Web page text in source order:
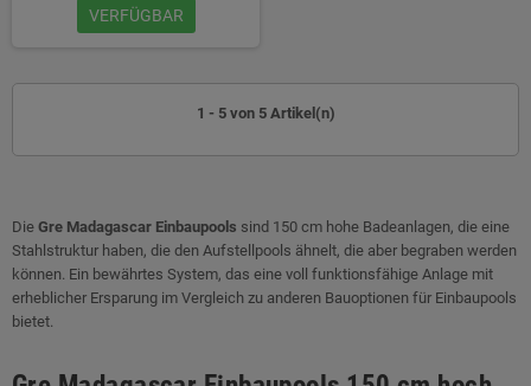
VERFÜGBAR
1 - 5 von 5 Artikel(n)
Die Gre Madagascar Einbaupools sind 150 cm hohe Badeanlagen, die eine
Stahlstruktur haben, die den Aufstellpools ähnelt, die aber begraben werden
können. Ein bewährtes System, das eine voll funktionsfähige Anlage mit
erheblicher Ersparung im Vergleich zu anderen Bauoptionen für Einbaupools
bietet.